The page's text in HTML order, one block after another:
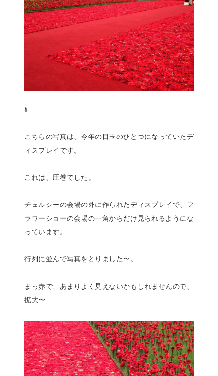
¥
こちらの写真は、今年の目玉のひとつになっていたデ
ィスプレイです。
これは、圧巻でした。
チェルシーの会場の外に作られたディスプレイで、フ
ラワーショーの会場の一角からだけ見られるようにな
っています。
行列に並んで写真をとりました〜。
まっ赤で、あまりよく見えないかもしれませんので、
拡大〜